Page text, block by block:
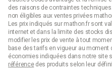
des raisons de contraintes
non éligibles aux ventes privées
Les prix indiqués sur mathon.fr sont
internet et dans la limite des stocks
modifier les prix de vente à tout
base des tarifs en vigueur au
économies indiquées dans notre site
référencedes produits selon leur